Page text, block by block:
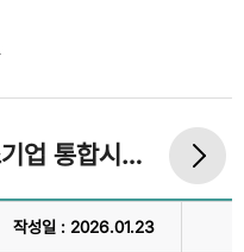
2026 시흥시 중소기업 통합시책설명회
작성일 : 2026.01.23